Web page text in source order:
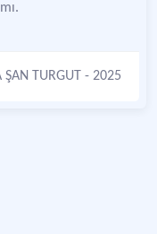
ŞAN TURGUT - 2025